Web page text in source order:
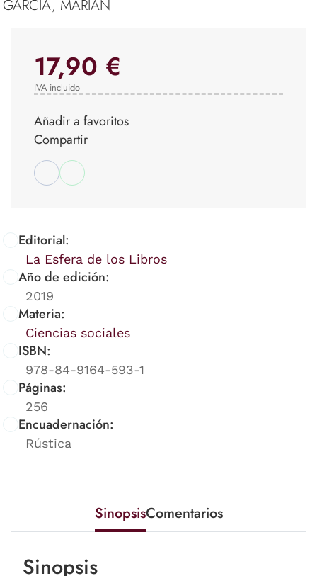
GARCÍA, MARIÁN
Editorial:
La Esfera de los Libros
Año de edición:
2019
Materia:
Ciencias sociales
ISBN:
978-84-9164-593-1
Páginas:
256
Encuadernación:
Rústica
17,90 €
IVA incluido
Añadir a favoritos
Compartir
SinopsisComentarios
Sinopsis